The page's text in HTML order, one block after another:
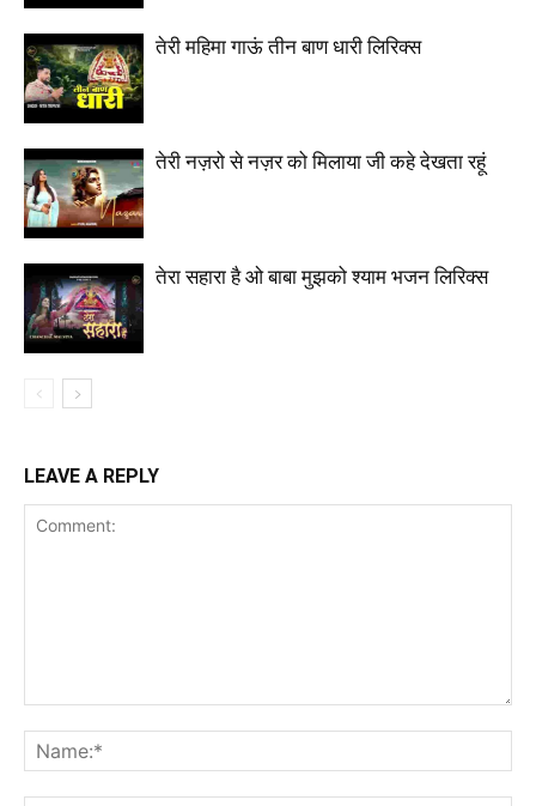
तेरी महिमा गाऊं तीन बाण धारी लिरिक्स
तेरी नज़रो से नज़र को मिलाया जी कहे देखता रहूं
तेरा सहारा है ओ बाबा मुझको श्याम भजन लिरिक्स
LEAVE A REPLY